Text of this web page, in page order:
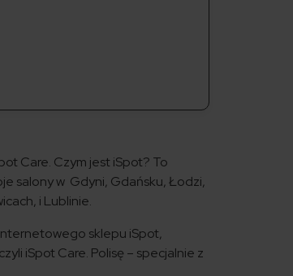
Care. Czym jest iSpot? To
salony w Gdyni, Gdańsku, Łodzi,
i Lublinie.
sklepu iSpot,
iSpot Care. Polisę – specjalnie z